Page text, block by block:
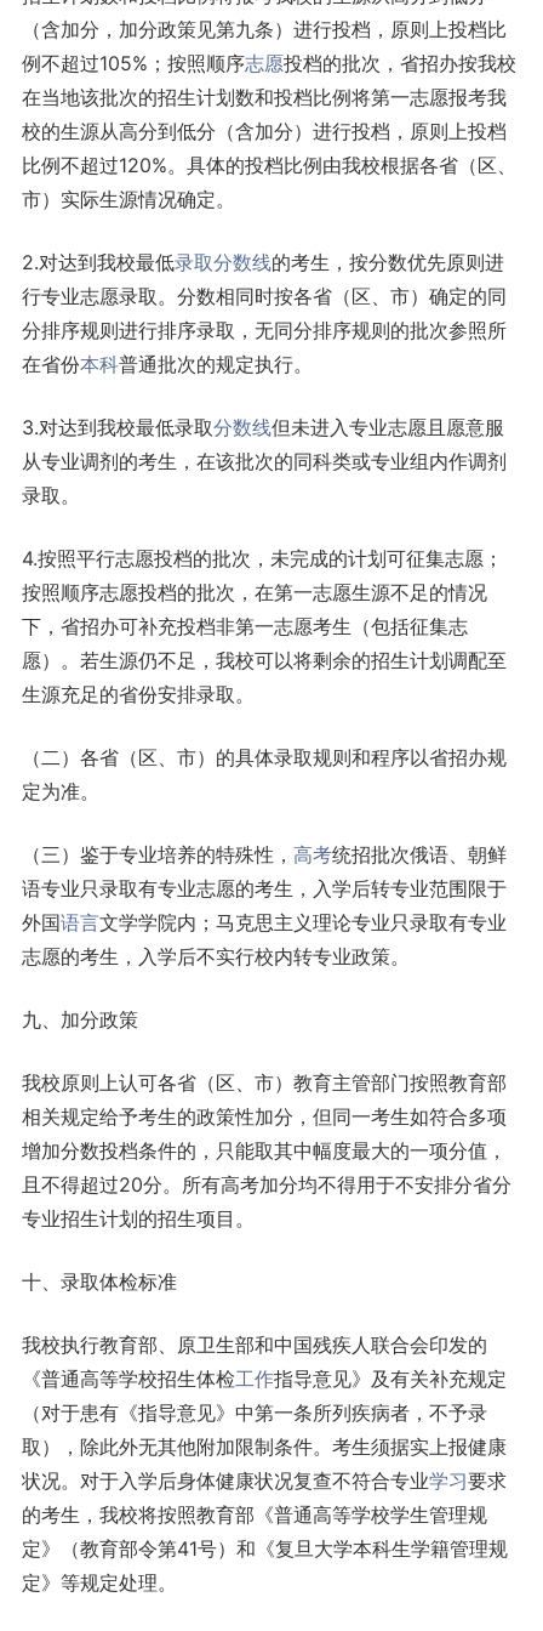
（含加分，加分政策见第九条）进行投档，原则上投档比
例不超过105%；按照顺序志愿投档的批次，省招办按我校
在当地该批次的招生计划数和投档比例将第一志愿报考我
校的生源从高分到低分（含加分）进行投档，原则上投档
比例不超过120%。具体的投档比例由我校根据各省（区、
市）实际生源情况确定。
2.对达到我校最低录取分数线的考生，按分数优先原则进
行专业志愿录取。分数相同时按各省（区、市）确定的同
分排序规则进行排序录取，无同分排序规则的批次参照所
在省份本科普通批次的规定执行。
3.对达到我校最低录取分数线但未进入专业志愿且愿意服
从专业调剂的考生，在该批次的同科类或专业组内作调剂
录取。
4.按照平行志愿投档的批次，未完成的计划可征集志愿；
按照顺序志愿投档的批次，在第一志愿生源不足的情况
下，省招办可补充投档非第一志愿考生（包括征集志
愿）。若生源仍不足，我校可以将剩余的招生计划调配至
生源充足的省份安排录取。
（二）各省（区、市）的具体录取规则和程序以省招办规
定为准。
（三）鉴于专业培养的特殊性， 高考统招批次俄语、朝鲜
语专业只录取有专业志愿的考生，入学后转专业范围限于
外国语言文学学院内；马克思主义理论专业只录取有专业
志愿的考生，入学后不实行校内转专业政策。
九、加分政策
我校原则上认可各省（区、市）教育主管部门按照教育部
相关规定给予考生的政策性加分，但同一考生如符合多项
增加分数投档条件的，只能取其中幅度最大的一项分值，
且不得超过20分。所有高考加分均不得用于不安排分省分
专业招生计划的招生项目。
十、录取体检标准
我校执行教育部、原卫生部和中国残疾人联合会印发的
《普通高等学校招生体检工作指导意见》及有关补充规定
（对于患有《指导意见》中第一条所列疾病者，不予录
取），除此外无其他附加限制条件。考生须据实上报健康
状况。对于入学后身体健康状况复查不符合专业学习要求
的考生，我校将按照教育部《普通高等学校学生管理规
定》（教育部令第41号）和《复旦大学本科生学籍管理规
定》等规定处理。